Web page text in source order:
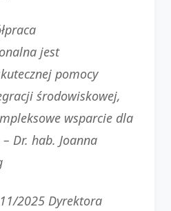
jest
pomocy
środowiskowej,
wsparcie dla
Dr. hab. Joanna
2025 Dyrektora